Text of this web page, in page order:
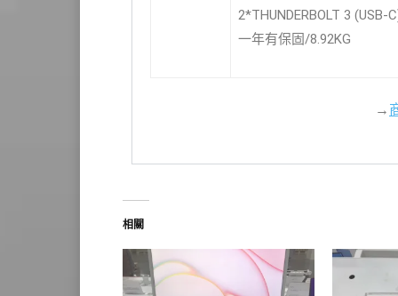
2*THUNDERBOLT 3 (USB-
一年有保固/8.92KG
→
相關